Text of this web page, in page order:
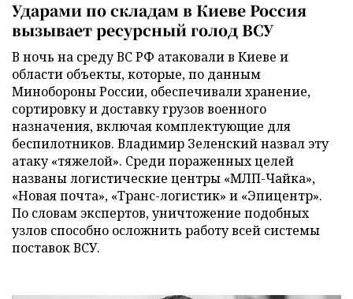
Ударами по складам в Киеве Россия
вызывает ресурсный голод ВСУ
В ночь на среду ВС РФ атаковали в Киеве и
области объекты, которые, по данным
Минобороны России, обеспечивали хранение,
сортировку и доставку грузов военного
назначения, включая комплектующие для
беспилотников. Владимир Зеленский назвал эту
атаку «тяжелой». Среди пораженных целей
названы логистические центры «МЛП-Чайка»,
«Новая почта», «Транс-логистик» и «Эпицентр».
По словам экспертов, уничтожение подобных
узлов способно осложнить работу всей системы
поставок ВСУ.